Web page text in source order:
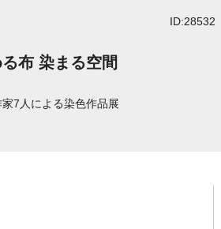
ID:28532
布 染まる空間
7人による染色作品展